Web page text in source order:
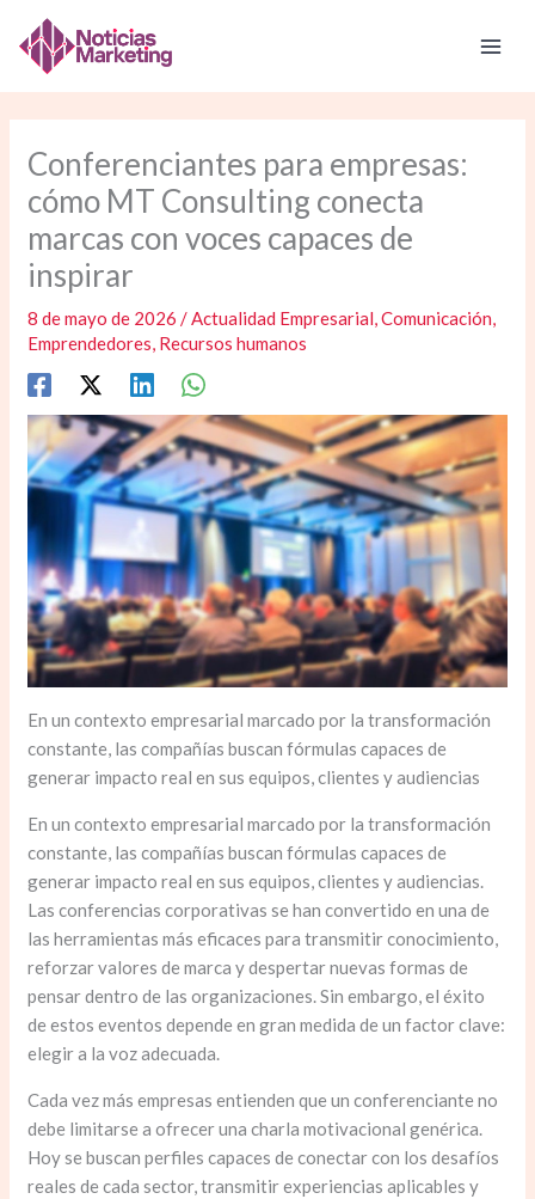
contenido
Conferenciantes para empresas:
cómo MT Consulting conecta
marcas con voces capaces de
inspirar
8 de mayo de 2026/Actualidad Empresarial,Comunicación,
Emprendedores, Recursos humanos
En un contexto empresarial marcado por la transformación
constante, las compañías buscan fórmulas capaces de
generar impacto real en sus equipos, clientes y audiencias
En un contexto empresarial marcado por la transformación
constante, las compañías buscan fórmulas capaces de
generar impacto real en sus equipos, clientes y audiencias.
Las conferencias corporativas se han convertido en una de
las herramientas más eficaces para transmitir conocimiento,
reforzar valores de marca y despertar nuevas formas de
pensar dentro de las organizaciones. Sin embargo, el éxito
de estos eventos depende en gran medida de un factor clave:
elegir a la voz adecuada.
Cada vez más empresas entienden que un conferenciante no
debe limitarse a ofrecer una charla motivacional genérica.
Hoy se buscan perfiles capaces de conectar con los desafíos
reales de cada sector, transmitir experiencias aplicables y